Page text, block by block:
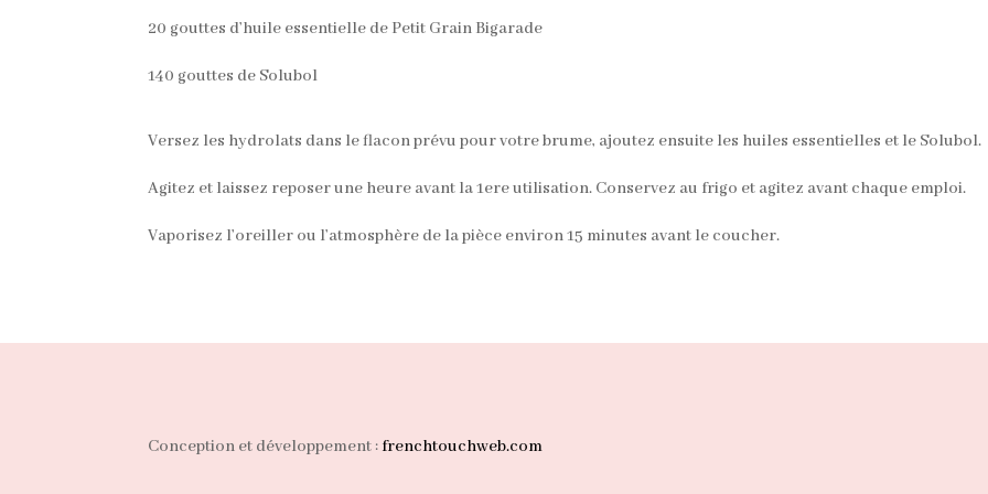
20 gouttes d’huile essentielle de Petit Grain Bigarade
140 gouttes de Solubol
Versez les hydrolats dans le flacon prévu pour votre brume, ajoutez ensuite les huiles essentielles et le Solubol.
Agitez et laissez reposer une heure avant la 1ere utilisation. Conservez au frigo et agitez avant chaque emploi.
Vaporisez l’oreiller ou l’atmosphère de la pièce environ 15 minutes avant le coucher.
Conception et développement : frenchtouchweb.com